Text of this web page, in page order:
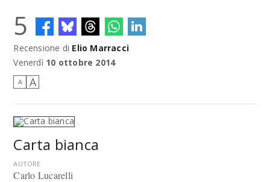
DIEGO ZANDEL GLI ANNI DI PIETRA
5
Recensione di Elio Marracci
Venerdì 10 ottobre 2014
A A
Carta bianca
AUTORE
Carlo Lucarelli